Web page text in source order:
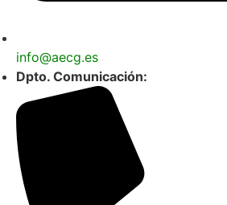
info@aecg.es
Dpto. Comunicación: